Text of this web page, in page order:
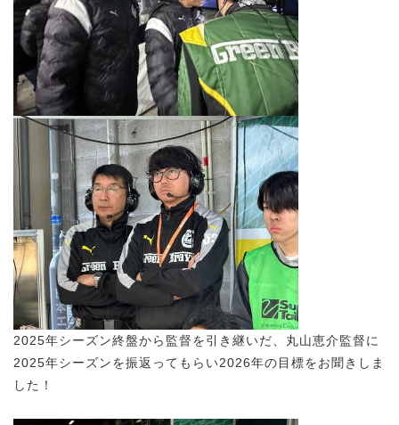
2025年シーズン終盤から監督を引き継いだ、丸山恵介監督に
2025年シーズンを振返ってもらい2026年の目標をお聞きしま
した！